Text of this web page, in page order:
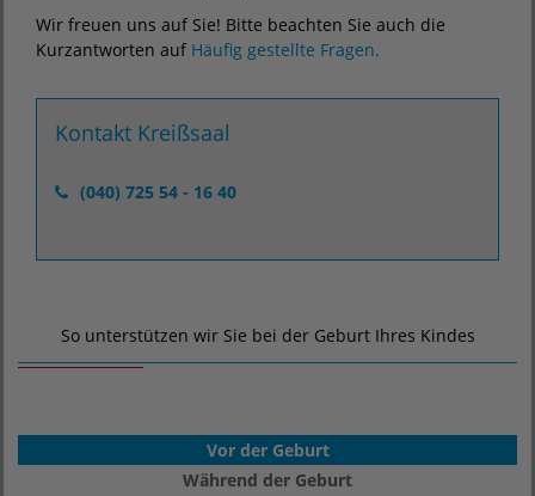
Wir freuen uns auf Sie! Bitte beachten Sie auch die
Kurzantworten auf Häufig gestellte Fragen.
Kontakt Kreißsaal
(040) 725 54 - 16 40
So unterstützen wir Sie bei der Geburt Ihres Kindes
Vor der Geburt
Während der Geburt